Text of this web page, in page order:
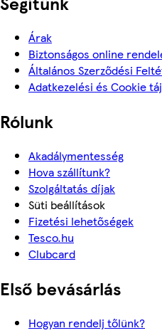
Árak
Biztonságos online
Általános Szerződési
Adatkezelési és Cookie
Rólunk
Akadálymentesség
Hova szállítunk?
Szolgáltatás díjak
Süti beállítások
Fizetési lehetőségek
Tesco.hu
Clubcard
Első bevásárlás
Hogyan rendelj tőlünk?